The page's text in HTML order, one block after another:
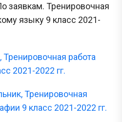
заявкам. Тренировочная
языку 9 класс 2021-
Тренировочная работа
2021-2022 гг.
Тренировочная
9 класс 2021-2022 гг.